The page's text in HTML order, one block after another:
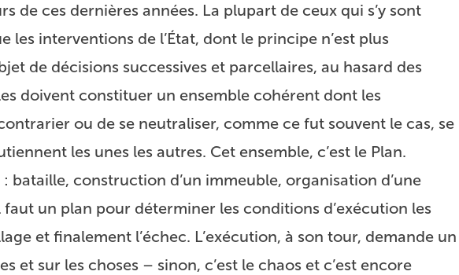
de ces dernières années. La plupart de ceux qui s’y sont
les interventions de l’État, dont le principe n’est plus
de décisions successives et parcellaires, au hasard des
doivent constituer un ensemble cohérent dont les
ou de se neutraliser, comme ce fut souvent le cas, se
les unes les autres. Cet ensemble, c’est le Plan.
bataille, construction d’un immeuble, organisation d’une
un plan pour déterminer les conditions d’exécution les
et finalement l’échec. L’exécution, à son tour, demande un
et sur les choses – sinon, c’est le chaos et c’est encore